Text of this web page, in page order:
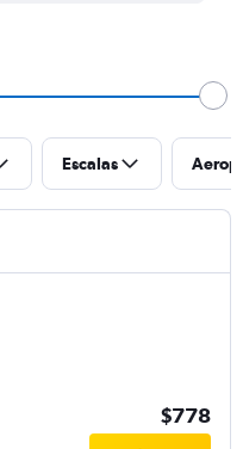
Escalas
$778